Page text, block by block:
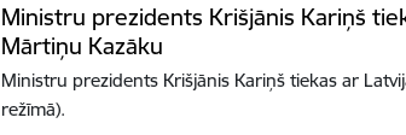
Ministru prezidents Krišjānis Kariņš
Mārtiņu Kazāku
Ministru prezidents Krišjānis Kariņš tiekas ar
režīmā).